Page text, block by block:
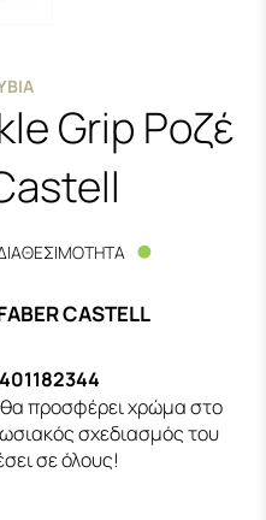
Grip Ροζέ
CASTELL
θα προσφέρει χρώμα στο
σχεδιασμός του
σε όλους!